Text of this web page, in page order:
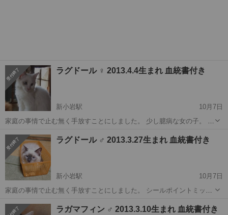
ラグドール ♀ 2013.4.4生まれ 血統書付き
新小岩駅
10月7日
家庭の事情で止む無く手放すことにしました。 少し臆病な女の子。 黒
ですが、ここが愛嬌があり可愛いところです。 甘えようかどうしよう
か迷っている感...
東京 新小岩駅
ラグドール ♂ 2013.3.27生まれ 血統書付き
新小岩駅
10月7日
家庭の事情で止む無く手放すことにしました。 シールポイントミッテ
ポツッと白い模様？があります。 とっても人懐っこい男の子です。 ゴ
東京 新小岩駅
ラガマフィン ♂ 2013.3.10生まれ 血統書付き